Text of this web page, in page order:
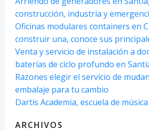
construcción, industria y
Oficinas modulares containers en
construir una, conoce sus
Venta y servicio de instalación a
baterías de ciclo profundo en
Razones elegir el servicio de
embalaje para tu cambio
Dartis Academia, escuela de
ARCHIVOS